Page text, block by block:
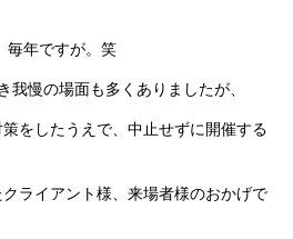
毎年ですが。笑
我慢の場面も多くありましたが、
をしたうえで、中止せずに開催する
ライアント様、来場者様のおかげで